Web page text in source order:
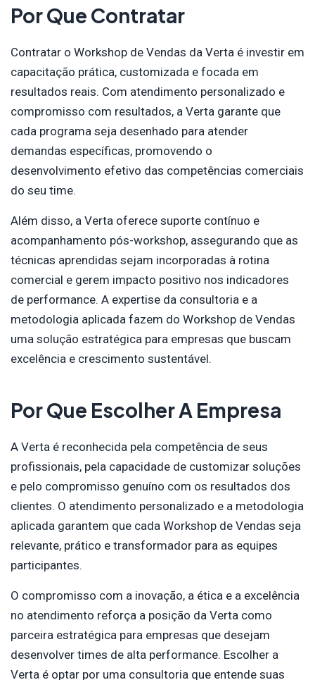
Por Que Contratar
Contratar o Workshop de Vendas da Verta é investir em
capacitação prática, customizada e focada em
resultados reais. Com atendimento personalizado e
compromisso com resultados, a Verta garante que
cada programa seja desenhado para atender
demandas específicas, promovendo o
desenvolvimento efetivo das competências comerciais
do seu time.
Além disso, a Verta oferece suporte contínuo e
acompanhamento pós-workshop, assegurando que as
técnicas aprendidas sejam incorporadas à rotina
comercial e gerem impacto positivo nos indicadores
de performance. A expertise da consultoria e a
metodologia aplicada fazem do Workshop de Vendas
uma solução estratégica para empresas que buscam
excelência e crescimento sustentável.
Por Que Escolher A Empresa
A Verta é reconhecida pela competência de seus
profissionais, pela capacidade de customizar soluções
e pelo compromisso genuíno com os resultados dos
clientes. O atendimento personalizado e a metodologia
aplicada garantem que cada Workshop de Vendas seja
relevante, prático e transformador para as equipes
participantes.
O compromisso com a inovação, a ética e a excelência
no atendimento reforça a posição da Verta como
parceira estratégica para empresas que desejam
desenvolver times de alta performance. Escolher a
Verta é optar por uma consultoria que entende suas